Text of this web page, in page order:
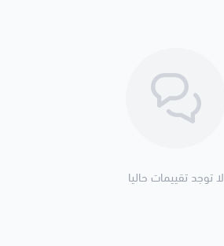
لا توجد تقييمات حاليا